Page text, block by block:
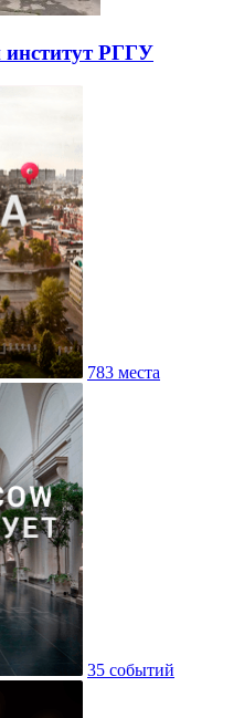
РГГУ
783 места
35 событий